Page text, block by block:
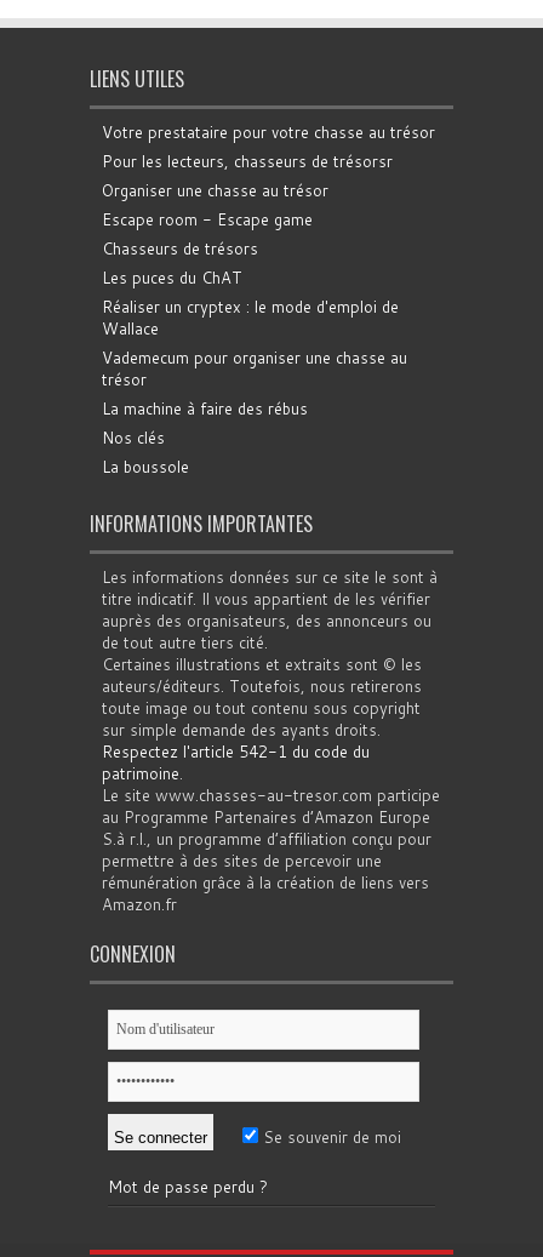
LIENS UTILES
Votre prestataire pour votre chasse au trésor
Pour les lecteurs, chasseurs de trésorsr
Organiser une chasse au trésor
Escape room - Escape game
Chasseurs de trésors
Les puces du ChAT
Réaliser un cryptex : le mode d'emploi de
Wallace
Vademecum pour organiser une chasse au
trésor
La machine à faire des rébus
Nos clés
La boussole
INFORMATIONS IMPORTANTES
Les informations données sur ce site le sont à
titre indicatif. Il vous appartient de les vérifier
auprès des organisateurs, des annonceurs ou
de tout autre tiers cité.
Certaines illustrations et extraits sont © les
auteurs/éditeurs. Toutefois, nous retirerons
toute image ou tout contenu sous copyright
sur simple demande des ayants droits.
Respectez l'article 542-1 du code du
patrimoine.
Le site www.chasses-au-tresor.com participe
au Programme Partenaires d’Amazon Europe
S.à r.l., un programme d’affiliation conçu pour
permettre à des sites de percevoir une
rémunération grâce à la création de liens vers
Amazon.fr
CONNEXION
Se souvenir de moi
Mot de passe perdu ?